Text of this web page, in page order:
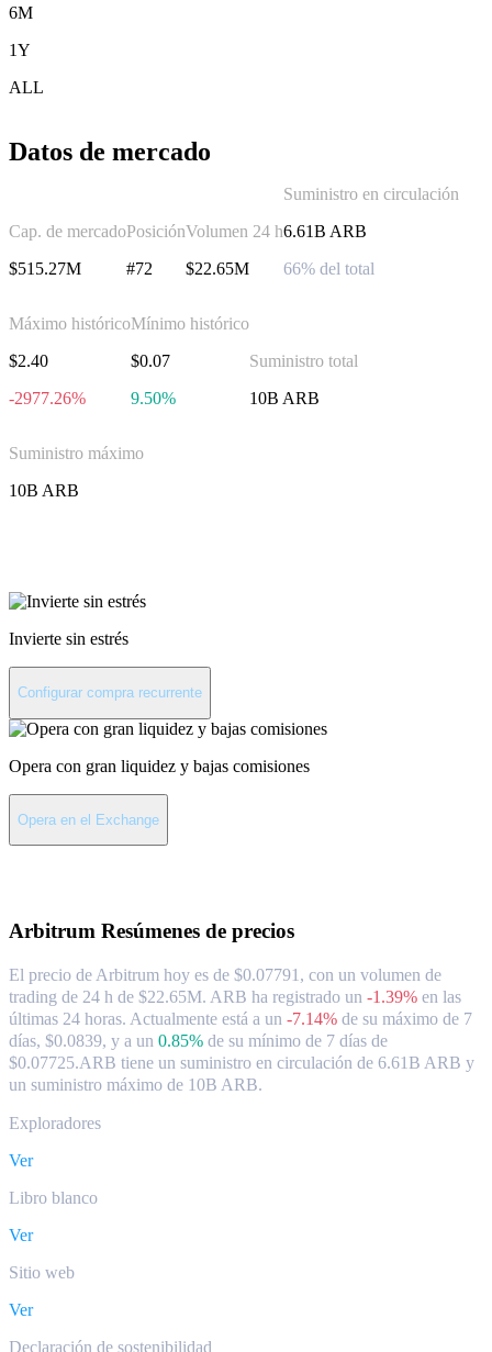
6M
1Y
ALL
Datos de mercado
Cap. de mercado
$515.27M
Posición
#72
Volumen 24 h
$22.65M
Suministro en circulación
6.61B ARB
66% del total
Máximo histórico
$2.40
-2977.26%
Mínimo histórico
$0.07
9.50%
Suministro total
10B ARB
Suministro máximo
10B ARB
Invierte sin estrés
Configurar compra recurrente
Opera con gran liquidez y bajas comisiones
Opera en el Exchange
Arbitrum Resúmenes de precios
El precio de Arbitrum hoy es de $0.07791, con un volumen de
trading de 24 h de $22.65M. ARB ha registrado un -1.39% en las
últimas 24 horas. Actualmente está a un -7.14% de su máximo de 7
días, $0.0839, y a un 0.85% de su mínimo de 7 días de
$0.07725.ARB tiene un suministro en circulación de 6.61B ARB y
un suministro máximo de 10B ARB.
Exploradores
Ver
Libro blanco
Ver
Sitio web
Ver
Declaración de sostenibilidad